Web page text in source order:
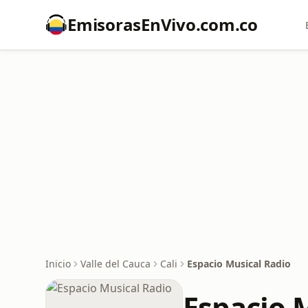
EmisorasEnVivo.com.co
Inicio Valle del Cauca Cali Espacio Musical Radio